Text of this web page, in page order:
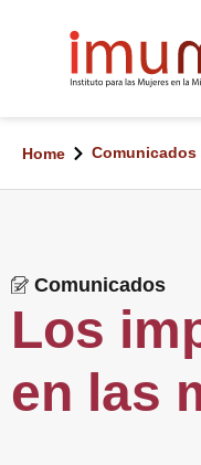
Home Comunicados
Comunicados
Los
en las